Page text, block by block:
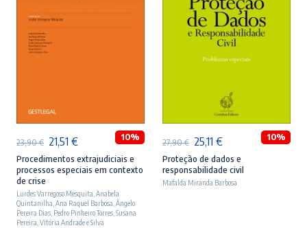
23,90€ O
preço
original
era:
23,90 €.
21,51 €O
preço
atual
é:
21,51 €.
10%
Procedimentos extrajudiciais e
processos especiais em contexto
de crise
Lurdes Varregoso Mesquita Anabela
Quintanilha Ana Raquel Barbosa Ângelo
Pereira Dias Pedro Pinheiro Torres Susana
Pereira Vitória Andrade e Silva
ADICIONAR
27,90€ O
preço
original
25,11 €O
preço
atual
10%
Proteção de dados e
responsabilidade civil
Mafalda Miranda Barbosa